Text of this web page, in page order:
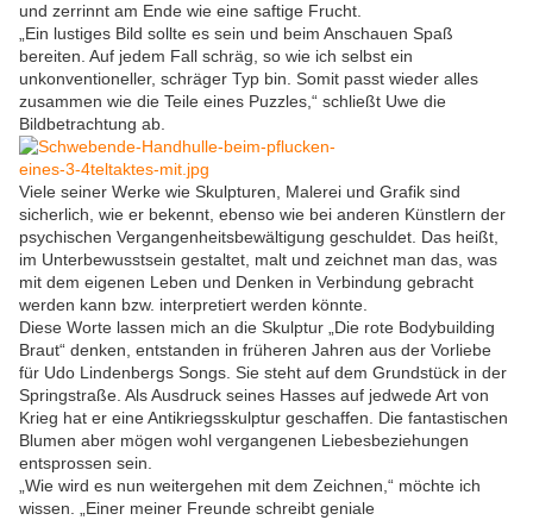
und zerrinnt am Ende wie eine saftige Frucht.
„Ein lustiges Bild sollte es sein und beim Anschauen Spaß
bereiten. Auf jedem Fall schräg, so wie ich selbst ein
unkonventioneller, schräger Typ bin. Somit passt wieder alles
zusammen wie die Teile eines Puzzles,“ schließt Uwe die
Bildbetrachtung ab.
Viele seiner Werke wie Skulpturen, Malerei und Grafik sind
sicherlich, wie er bekennt, ebenso wie bei anderen Künstlern der
psychischen Vergangenheitsbewältigung geschuldet. Das heißt,
im Unterbewusstsein gestaltet, malt und zeichnet man das, was
mit dem eigenen Leben und Denken in Verbindung gebracht
werden kann bzw. interpretiert werden könnte.
Diese Worte lassen mich an die Skulptur „Die rote Bodybuilding
Braut“ denken, entstanden in früheren Jahren aus der Vorliebe
für Udo Lindenbergs Songs. Sie steht auf dem Grundstück in der
Springstraße. Als Ausdruck seines Hasses auf jedwede Art von
Krieg hat er eine Antikriegsskulptur geschaffen. Die fantastischen
Blumen aber mögen wohl vergangenen Liebesbeziehungen
entsprossen sein.
„Wie wird es nun weitergehen mit dem Zeichnen,“ möchte ich
wissen. „Einer meiner Freunde schreibt geniale